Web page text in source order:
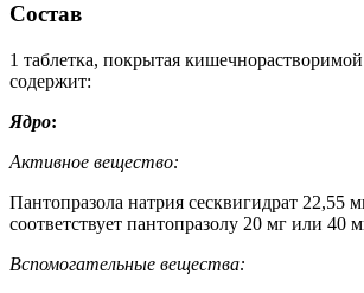
Состав
1 таблетка, покрытая
содержит:
Ядро:
Активное вещество:
Пантопразола натрия сесквигидрат 22,55
соответствует пантопразолу 20 мг или 40
Вспомогательные вещества: